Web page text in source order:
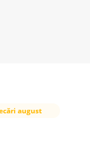
august